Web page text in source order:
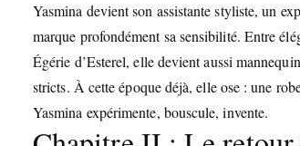
Yasmina devient son assistante styliste, un
marque profondément sa sensibilité. Entre
Égérie d’Esterel, elle devient aussi
stricts. À cette époque déjà, elle ose : une
Yasmina expérimente, bouscule, invente.